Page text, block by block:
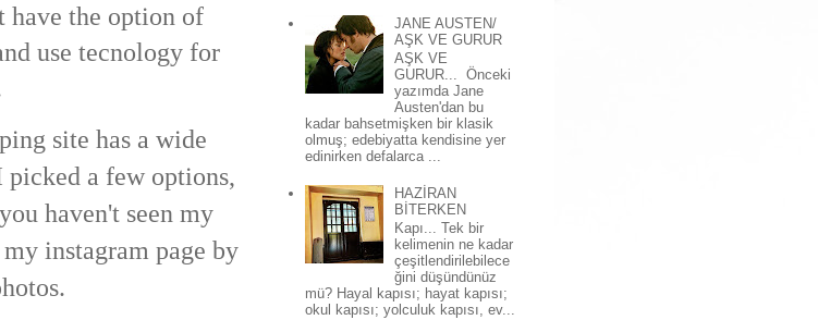
have the option of
use tecnology for
site has a wide
picked a few options,
haven't seen my
instagram page by
JANE AUSTEN/
AŞK VE GURUR
AŞK VE
GURUR... Önceki
yazımda Jane
Austen'dan bu
kadar bahsetmişken bir klasik
olmuş; edebiyatta kendisine yer
edinirken defalarca ...
HAZİRAN
BİTERKEN
Kapı... Tek bir
kelimenin ne kadar
çeşitlendirilebilece
ğini düşündünüz
mü? Hayal kapısı; hayat kapısı;
okul kapısı; yolculuk kapısı, ev...